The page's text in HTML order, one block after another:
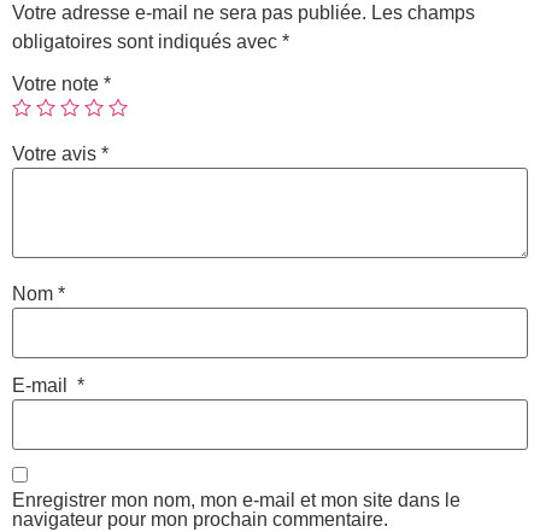
Votre adresse e-mail ne sera pas publiée. Les champs
obligatoires sont indiqués avec *
Votre note *
Votre avis *
Nom *
E-mail *
Enregistrer mon nom, mon e-mail et mon site dans le
navigateur pour mon prochain commentaire.